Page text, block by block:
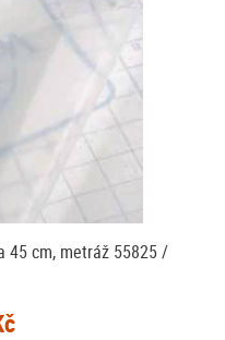
45 cm, metráž 55825 /